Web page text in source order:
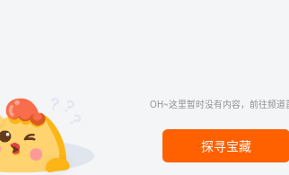
OH~这里暂时没有内容，前往频道
探寻宝藏